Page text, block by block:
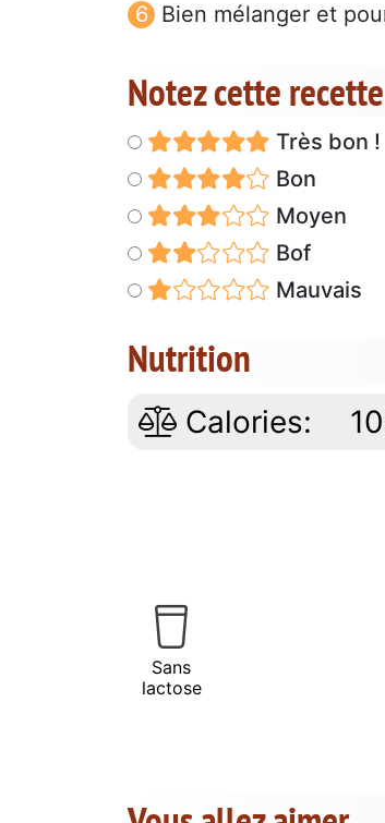
Bien mélanger et
Notez cette recette
Très bon !
Bon
Moyen
Bof
Mauvais
Nutrition
Calories:
Sans
lactose